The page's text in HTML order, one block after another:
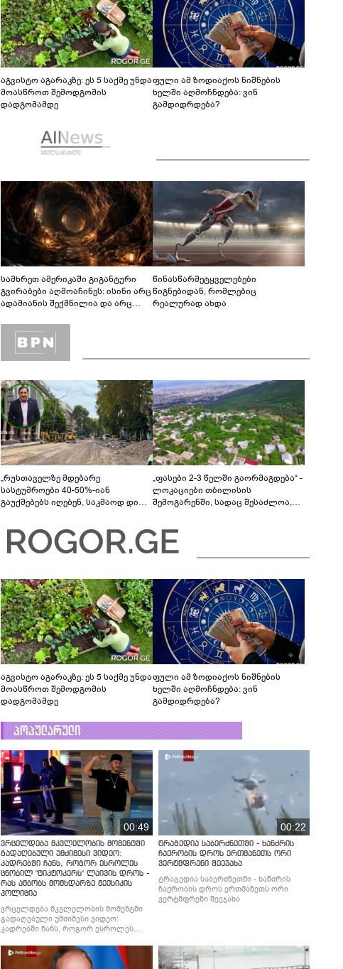
აგვისტო აგარაკზე: ეს 5 საქმე უნდა
მოასწროთ შემოდგომის
დადგომამდე
ფული ამ ზოდიაქოს ნიშნების
ხელში აღმოჩნდება: ვინ
გამდიდრდება?
სამხრეთ ამერიკაში გიგანტური
გვირაბები აღმოაჩინეს: ისინი არც
ადამიანის შექმნილია და არც
ლაბირინთები?
წინასწარმეტყველებები
წიგნებიდან, რომლებიც
რეალურად ახდა
„რუსთაველზე მდებარე
სასტუმროები 40-50%-იან
გაუქმებებს იღებენ, საკმაოდ დიდი
შეხვდებოდა“
„ფასები 2-3 წელში გაორმაგდება“ -
ლოკაციები თბილისის
შემოგარენში, სადაც შესაძლოა,
აგვისტო აგარაკზე: ეს 5 საქმე უნდა
მოასწროთ შემოდგომის
დადგომამდე
ფული ამ ზოდიაქოს ნიშნების
ხელში აღმოჩნდება: ვინ
გამდიდრდება?
პოპულარული
00:49
ვრცელდება მკვლელობის მომენტში
გადაღებული უმძიმესი ვიდეო:
კადრებში ჩანს, როგორ ესროლეს
ცნობილ "ტიკტოკერს" ლაივის დროს -
რას ამბობს მომხდარზე მექსიკის
პოლიცია
ვრცელდება მკვლელობის მომენტში
გადაღებული უმძიმესი ვიდეო:
კადრებში ჩანს, როგორ ესროლეს
რას ამბობს მომხდარზე მექსიკის
პოლიცია
00:22
ტრაგედია საბერძნეთში - ხანძრის
ჩაქრობის დროს ერთმანეთს ორი
ვერტმფრენი შეეჯახა
ტრაგედია საბერძნეთში - ხანძრის
ჩაქრობის დროს ერთმანეთს ორი
ვერტმფრენი შეეჯახა